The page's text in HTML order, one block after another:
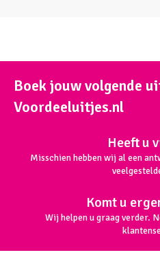
Boek jouw volgende
Voordeeluitjes.nl
Heeft u
Misschien hebben wij al een
Komt u
Wij helpen u graag verder.